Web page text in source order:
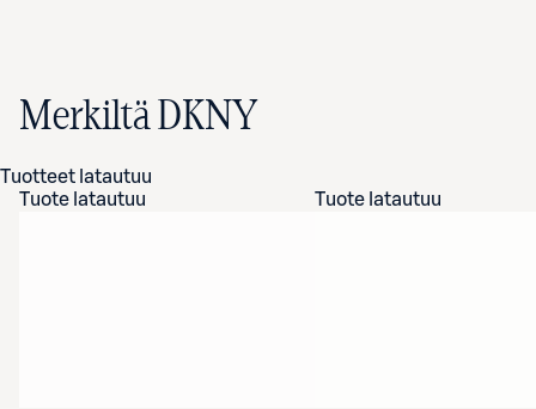
Merkiltä DKNY
Tuotteet latautuu
Tuote latautuu
Tuote latautuu